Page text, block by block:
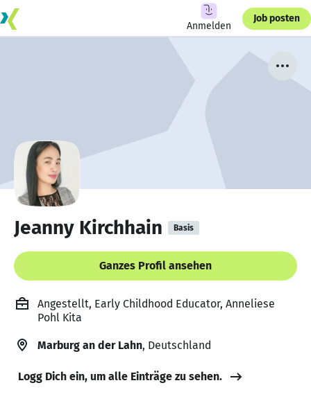
Anmelden
Job posten
Jeanny Kirchhain Basis
Ganzes Profil ansehen
Angestellt, Early Childhood Educator, Anneliese
Pohl Kita
Marburg an der Lahn, Deutschland
Logg Dich ein, um alle Einträge zu sehen.